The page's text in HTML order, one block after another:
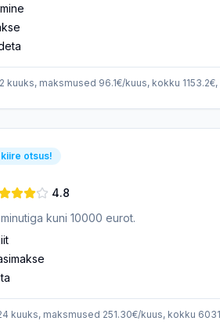
kuuks, maksmused 96.1€/kuus, kokku 1153.2€,
otsus!
4.8
kuni 10000 eurot.
kuuks, maksmused 251.30€/kuus, kokku